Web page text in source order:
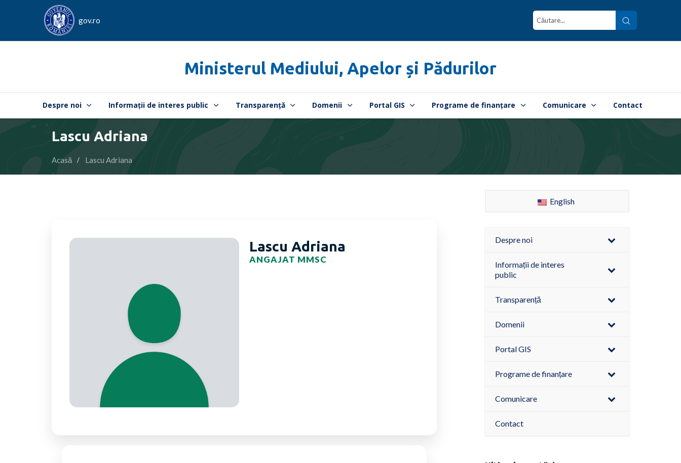
gov.ro
Ministerul Mediului, Apelor și Pădurilor
Despre noi Informații de interes public Transparență Domenii Portal GIS Programe de finanțare Comunicare Contact
Lascu Adriana
Acasă Lascu Adriana
Lascu Adriana
ANGAJAT MMSC
English
Despre noi
Informații de interes
public
Transparență
Domenii
Portal GIS
Programe de finanțare
Comunicare
Contact